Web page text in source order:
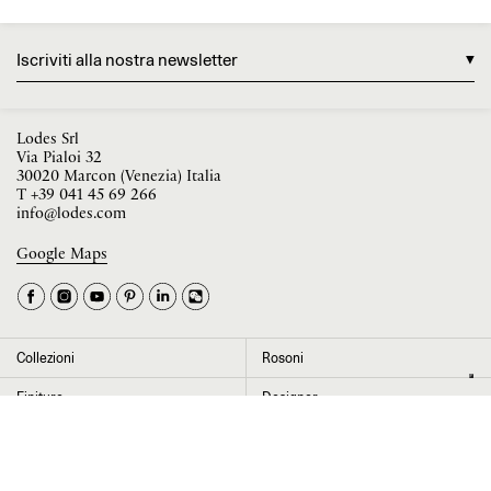
Iscriviti alla nostra newsletter
newsletter
Cliccando su “Invia” dichiaro di aver letto e accettato l’
Lodes Srl
Via Pialoi 32
30020 Marcon (Venezia) Italia
T +39 041 45 69 266
info@lodes.com
Google Maps
Collezioni Rosoni
Finiture Designer